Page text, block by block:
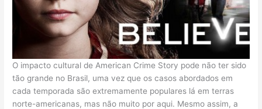
O impacto cultural de American Crime Story pode não ter sido
tão grande no Brasil, uma vez que os casos abordados em
cada temporada são extremamente populares lá em terras
norte-americanas, mas não muito por aqui. Mesmo assim, a